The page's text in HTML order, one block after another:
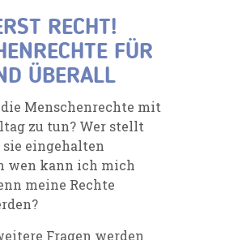
RECHT!
FÜR
ÜBERALL
die Menschenrechte mit
zu tun? Wer stellt
sie eingehalten
wen kann ich mich
meine Rechte
Fragen werden